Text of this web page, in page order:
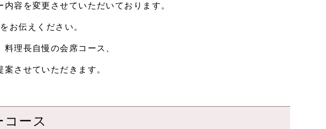
容を変更させていただいております。
お伝えください。
理長自慢の会席コース、
させていただきます。
コース